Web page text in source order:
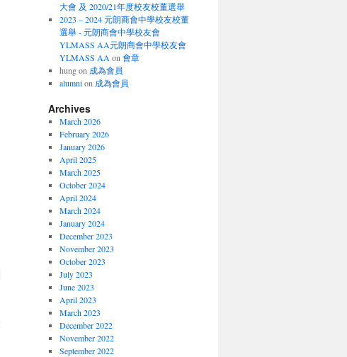
大會 及 2020/21年度校友校董選舉
2023 – 2024 元朗商會中學校友校董
選舉 - 元朗商會中學校友會
YLMASS AA元朗商會中學校友會
YLMASS AA on 會章
hungon 成為會員
alumnion 成為會員
Archives
March 2026
February 2026
January 2026
April 2025
March 2025
October 2024
April 2024
March 2024
January 2024
December 2023
November 2023
October 2023
July 2023
June 2023
April 2023
March 2023
December 2022
November 2022
September 2022